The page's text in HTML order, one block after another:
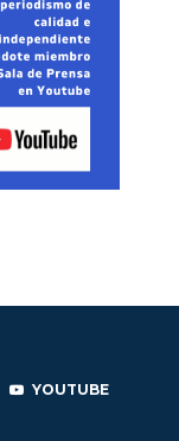
YOUTUBE